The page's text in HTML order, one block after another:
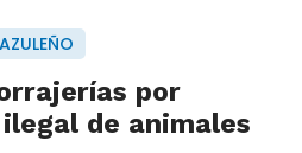
por
de animales